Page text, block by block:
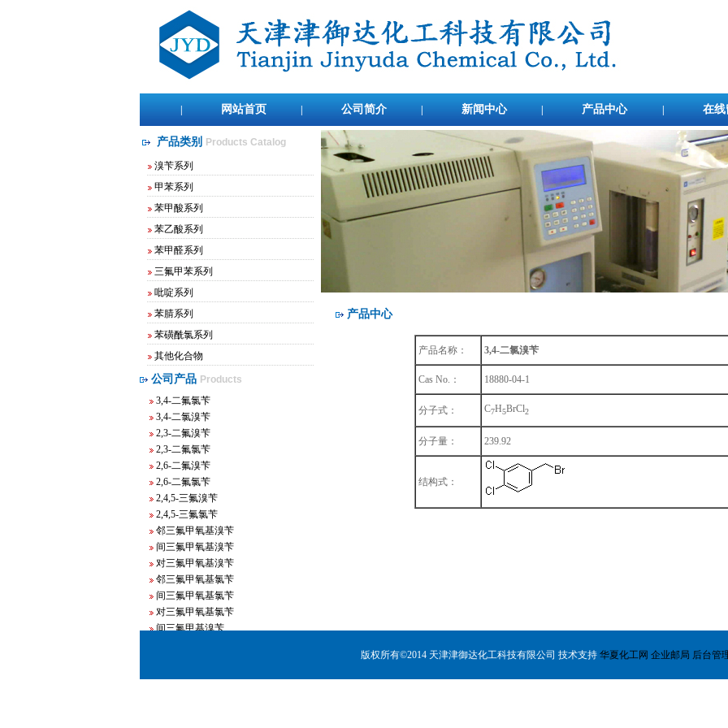
网站首页 公司简介 新闻中心 产品中心 在线
产品类别 Products Catalog
溴苄系列
甲苯系列
苯甲酸系列
苯乙酸系列
苯甲醛系列
三氟甲苯系列
吡啶系列
苯腈系列
苯磺酰氯系列
其他化合物
公司产品 Products
2,4-二氟溴苄
2,4-二氟氯苄
2,5-二氟溴苄
2,5-二氟氯苄
3,5-二氟氯苄
3,5-二氟溴苄
3,4-二氟溴苄
3,4-二氟氯苄
3,4-二氯溴苄
2,3-二氟溴苄
2,3-二氟氯苄
2,6-二氟溴苄
2,6-二氟氯苄
2,4,5-三氟溴苄
2,4,5-三氟氯苄
邻三氟甲氧基溴苄
间三氟甲氧基溴苄
对三氟甲氧基溴苄
邻三氟甲氧基氯苄
间三氟甲氧基氯苄
对三氟甲氧基氯苄
间三氟甲基溴苄
产品中心
产品名称： 3,4-二氯溴苄
Cas No.： 18880-04-1
分子式： C7H5BrCl2
分子量： 239.92
结构式：
版权所有©2014 天津津御达化工科技有限公司 技术支持 华夏化工网 企业邮局 后台管